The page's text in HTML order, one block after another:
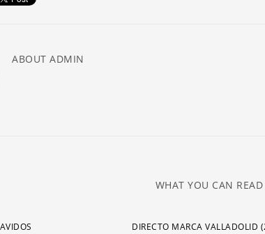
ABOUT ADMIN
WHAT YOU CAN
DIRECTO MARCA VALLADOLID